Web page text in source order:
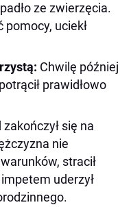
ze zwierzęcia.
uciekł
Chwilę później
prawidłowo
zakończył się na
nie
stracił
uderzył